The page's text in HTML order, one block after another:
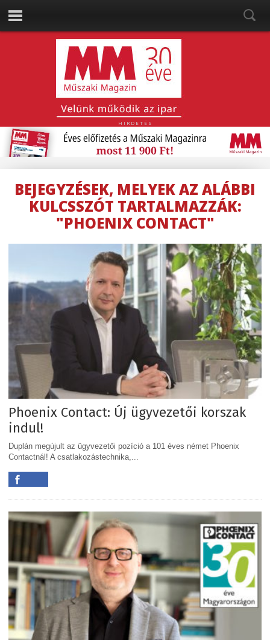
HIRDETÉS
BEJEGYZÉSEK, MELYEK AZ ALÁBBI
KULCSSZÓT TARTALMAZZÁK:
"PHOENIX CONTACT"
Phoenix Contact: Új ügyvezetői korszak
indul!
Duplán megújult az ügyvezetői pozíció a 101 éves német Phoenix
Contactnál! A csatlakozástechnika,...